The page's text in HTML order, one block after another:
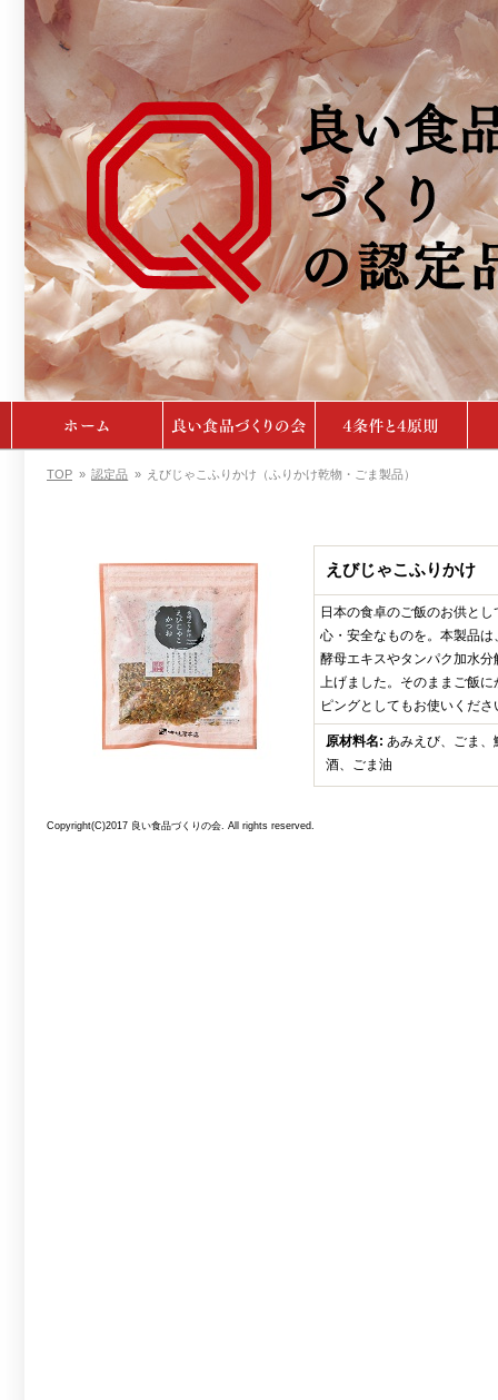
TOP » 認定品 » えびじゃこふりかけ（ふりかけ乾物・ごま製品）
えびじゃこふりかけ
日本の食卓のご飯のお供と
心・安全なものを。本製品
酵母エキスやタンパク加水
上げました。そのままご飯
ピングとしてもお使いくださ
原材料名: あみえび、ごま
酒、ごま油
Copyright(C)2017 良い食品づくりの会. All rights reserved.